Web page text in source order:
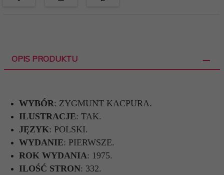
OPIS PRODUKTU
WYBÓR: ZYGMUNT KACPURA.
ILUSTRACJE: TAK.
JĘZYK: POLSKI.
WYDANIE: PIERWSZE.
ROK WYDANIA: 1975.
ILOŚĆ STRON: 332.